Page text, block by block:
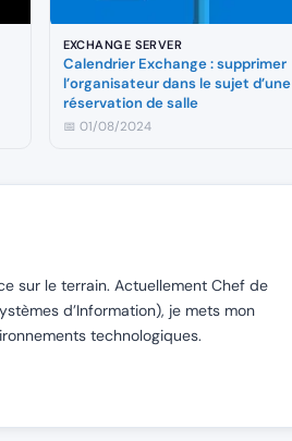
EXCHANGE SERVER
Calendrier Exchange : supprimer
l’organisateur dans le sujet d’une
réservation de salle
📅 01/08/2024
sur le terrain. Actuellement Chef de
d’Information), je mets mon
technologiques.